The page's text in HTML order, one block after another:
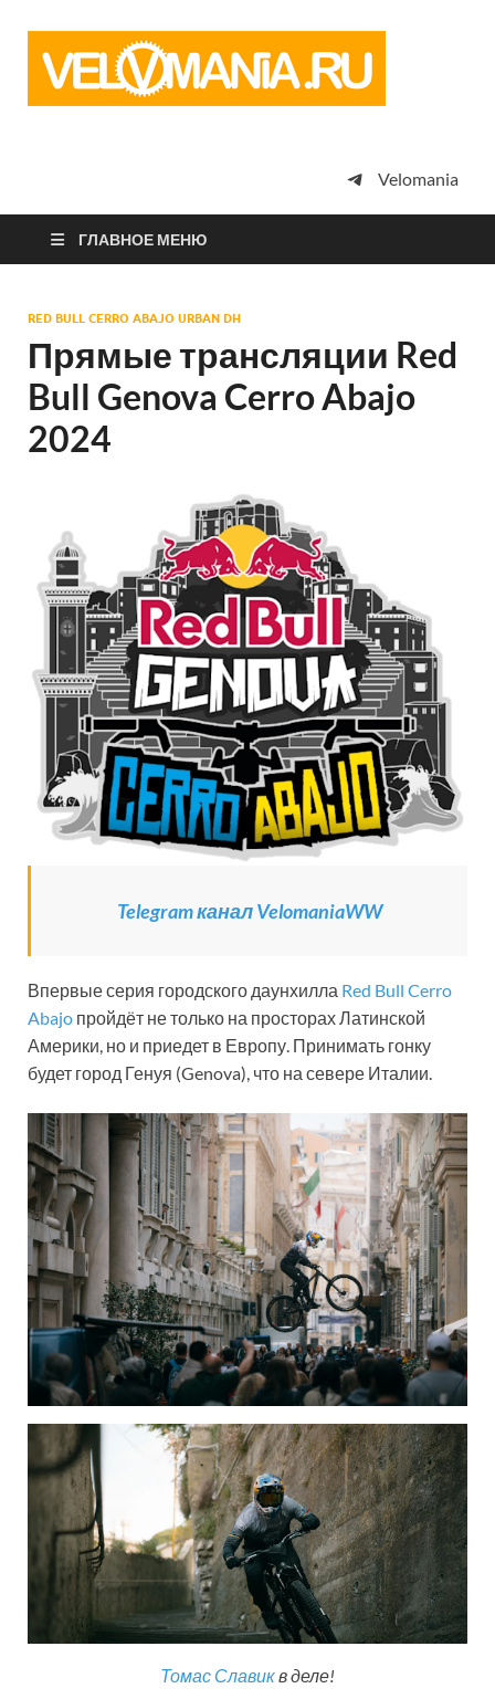
просто
Velomania
ГЛАВНОЕ МЕНЮ
RED BULL CERRO ABAJO URBAN DH
Прямые трансляции Red
Bull Genova Cerro Abajo
2024
Telegram канал VelomaniaWW
Впервые серия городского даунхилла Red Bull Cerro
Abajo пройдёт не только на просторах Латинской
Америки, но и приедет в Европу. Принимать гонку
будет город Генуя (Genova), что на севере Италии.
Томас Славикв деле!